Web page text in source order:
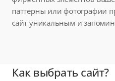
паттерны или фотографии
сайт уникальным и
Как выбрать сайт?